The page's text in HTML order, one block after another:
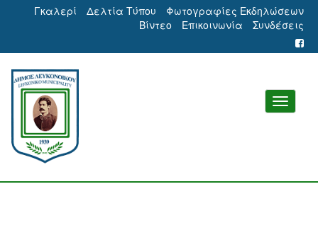
Γκαλερί Δελτία Τύπου
Φωτογραφίες Εκδηλώσεων
Βίντεο
Επικοινωνία Συνδέσεις